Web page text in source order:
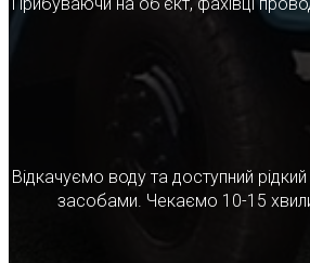
Відкачуємо воду та доступний
засобами. Чекаємо 10-15